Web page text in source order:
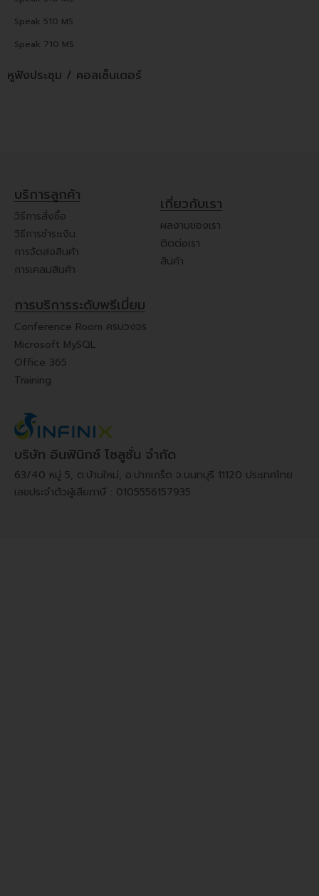
Speak 510 MS
Speak 710 MS
หูฟังประชุม / คอลเซ็นเตอร์
บริการลูกค้า
วิธีการสั่งซื้อ
วิธีการชำระเงิน
การจัดส่งสินค้า
การเคลมสินค้า
เกี่ยวกับเรา
ผลงานของเรา
ติดต่อเรา
สินค้า
การบริการระดับพรีเมี่ยม
Conference Room ครบวงจร
Microsoft MySQL
Office 365
Training
บริษัท อินฟินิกซ์ โซลูชั่น จำกัด
63/40 หมู่ 5, ต.บ้านใหม่, อ.ปากเกร็ด จ.นนทบุรี 11120 ประเทศไทย
เลขประจำตัวผู้เสียภาษี : 0105556157935